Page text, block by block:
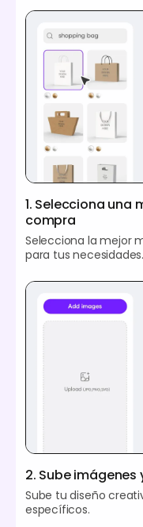
1. Selecciona una
compra
Selecciona la mejor
para tus necesidades.
2. Sube
Sube tu diseño
específicos.